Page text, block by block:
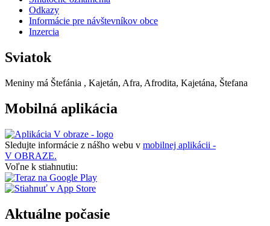
Odkazy
Informácie pre návštevníkov obce
Inzercia
Sviatok
Meniny má Štefánia , Kajetán, Afra, Afrodita, Kajetána, Štefana
Mobilná aplikácia
Sledujte informácie z nášho webu v mobilnej aplikácii -
V OBRAZE.
Voľne k stiahnutiu:
Aktuálne počasie